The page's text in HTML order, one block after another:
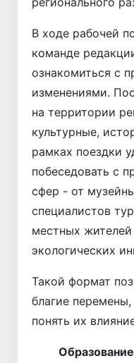
В ходе рабочей
команде
ознакомиться с
изменениями.
на территории
культурные,
рамках поездки
побеседовать с
сфер - от
специалистов
местных
экологических
Такой формат
благие
понять их